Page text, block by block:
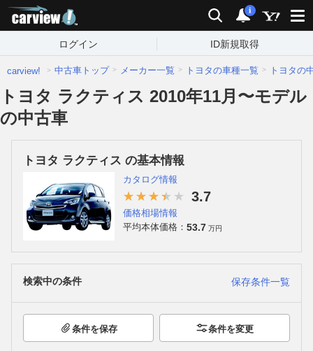
検索 通知
i
ログイン ID新規取得
carview! 中古車トップ メーカー一覧 トヨタの車種一覧 トヨタの
トヨタ ラクティス 2010年11月〜モデル
の中古車
トヨタ ラクティス の基本情報
カタログ情報
3.7
価格相場情報
平均本体価格： 53.7 万円
検索中の条件 保存条件一覧
条件を保存 条件を変更